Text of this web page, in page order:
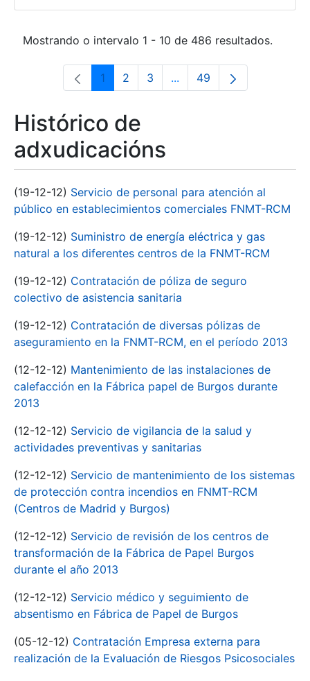
Mostrando o intervalo 1 - 10 de 486 resultados.
Páxina
1 Páxina
2 Páxina
3 ...Páxinas intermedias Use
Páxina
49
Histórico de
adxudicacións
(19-12-12) Servicio de personal para atención al
público en establecimientos comerciales FNMT-RCM
(19-12-12) Suministro de energía eléctrica y gas
natural a los diferentes centros de la FNMT-RCM
(19-12-12) Contratación de póliza de seguro
colectivo de asistencia sanitaria
(19-12-12) Contratación de diversas pólizas de
aseguramiento en la FNMT-RCM, en el período 2013
(12-12-12) Mantenimiento de las instalaciones de
calefacción en la Fábrica papel de Burgos durante
2013
(12-12-12) Servicio de vigilancia de la salud y
actividades preventivas y sanitarias
(12-12-12) Servicio de mantenimiento de los sistemas
de protección contra incendios en FNMT-RCM
(Centros de Madrid y Burgos)
(12-12-12) Servicio de revisión de los centros de
transformación de la Fábrica de Papel Burgos
durante el año 2013
(12-12-12) Servicio médico y seguimiento de
absentismo en Fábrica de Papel de Burgos
(05-12-12) Contratación Empresa externa para
realización de la Evaluación de Riesgos Psicosociales